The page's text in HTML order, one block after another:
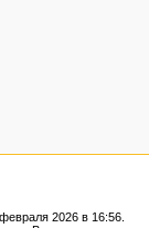
2026 в 16:56.